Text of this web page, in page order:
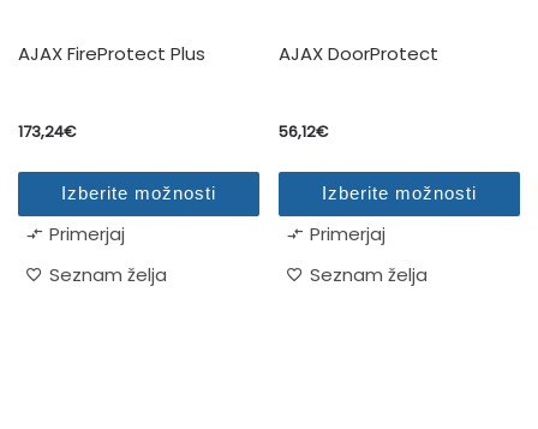
AJAX FireProtect Plus
173,24€
Izberite možnosti
Ta izdelek ima več različic. Možnosti lahko izberete na
Primerjaj
Seznam želja
AJAX DoorProtect
56,12€
Izberite možnosti
Ta izdelek ima več različic.
Primerjaj
Seznam želja